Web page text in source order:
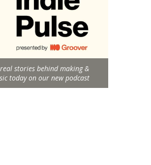
stories behind making &
today on our new podcast